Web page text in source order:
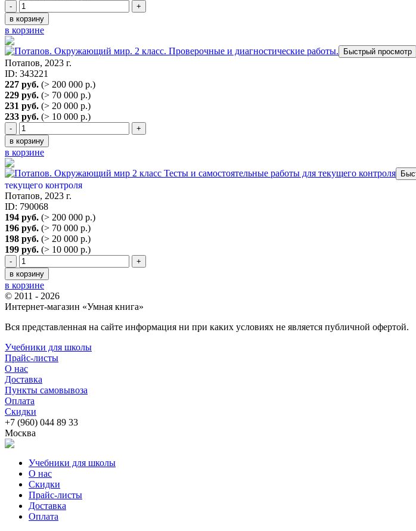
-
+
в корзину
в корзине
Быстрый просмотр
Потапов, 2023 г.
ID: 343221
227 руб. (> 200 000 р.)
229 руб. (> 70 000 р.)
231 руб. (> 20 000 р.)
233 руб. (> 10 000 р.)
-
+
в корзину
в корзине
текущего контроля
Потапов, 2023 г.
ID: 790068
194 руб. (> 200 000 р.)
196 руб. (> 70 000 р.)
198 руб. (> 20 000 р.)
199 руб. (> 10 000 р.)
-
+
в корзину
в корзине
© 2011 - 2026
Интернет-магазин «Умная книга»
Вся представленная на сайте информация ни при каких условиях не является публичной офертой.
Учебники для школы
Прайс-листы
О нас
Доставка
Пункты самовывоза
Оплата
Скидки
+7 (960) 044 89 33
Москва
Учебники для школы
О нас
Скидки
Прайс-листы
Доставка
Оплата